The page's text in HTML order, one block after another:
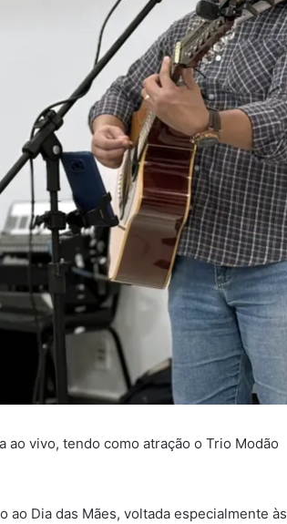
ao vivo, tendo como atração o Trio Modão
ao Dia das Mães, voltada especialmente às